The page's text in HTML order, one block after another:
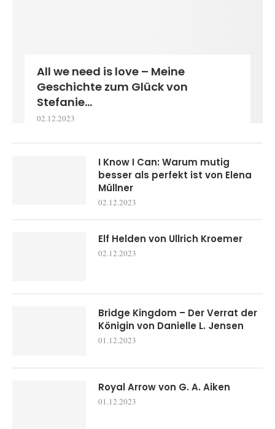
All we need is love – Meine
Geschichte zum Glück von
Stefanie...
02.12.2023
I Know I Can: Warum mutig
besser als perfekt ist von Elena
Müllner
02.12.2023
Elf Helden von Ullrich Kroemer
02.12.2023
Bridge Kingdom – Der Verrat der
Königin von Danielle L. Jensen
01.12.2023
Royal Arrow von G. A. Aiken
01.12.2023